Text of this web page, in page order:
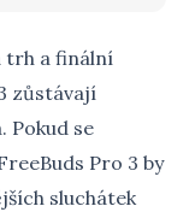
trh a finální
zůstávají
Pokud se
Pro 3 by
sluchátek